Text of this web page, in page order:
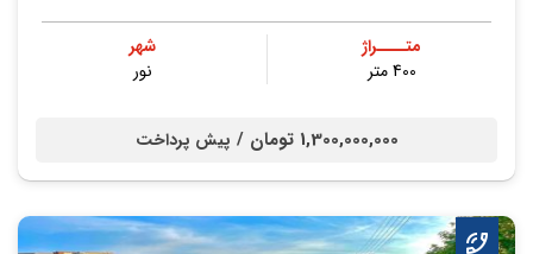
متــــراژ
400 متر
شهر
نور
1,300,000,000 تومان / پیش پرداخت